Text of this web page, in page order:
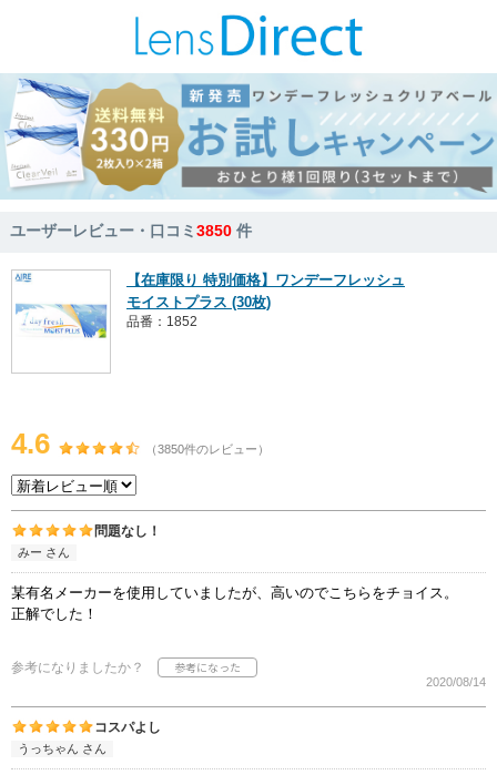
ユーザーレビュー・口コミ3850 件
【在庫限り 特別価格】ワンデーフレッシュ
モイストプラス (30枚)
品番：1852
4.6 （3850件のレビュー）
問題なし！
みー さん
某有名メーカーを使用していましたが、高いのでこちらをチョイス。
正解でした！
参考になりましたか？
2020/08/14
コスパよし
うっちゃん さん